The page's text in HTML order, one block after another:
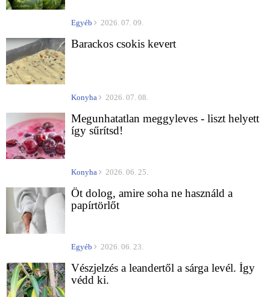
Egyéb 2026. 07. 09.
Barackos csokis kevert
Konyha 2026. 07. 08.
Megunhatatlan meggyleves - liszt helyett
így sűrítsd!
Konyha 2026. 06. 25.
Öt dolog, amire soha ne használd a
papírtörlőt
Egyéb 2026. 06. 23.
Vészjelzés a leandertől a sárga levél. Így
védd ki.